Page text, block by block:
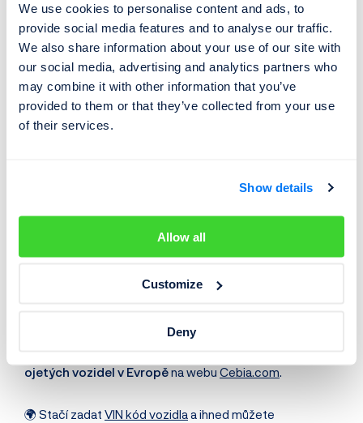
We use cookies to personalise content and ads, to
provide social media features and to analyse our traffic.
We also share information about your use of our site with
our social media, advertising and analytics partners who
may combine it with other information that you’ve
provided to them or that they’ve collected from your use
of their services.
Show details
Allow all
Customize
Deny
prodávající nedoloží fakturu za výměnu rozvodů (např.
servisní knížkou nebo fakturou), je vždy bezpečnější
rozvody nechat vyměnit ihned po koupi . Často totiž
není možné vizuálně poznat, v jakém stavu řemen nebo
řetěz skutečně je.
a někdo kilometry nestočil. To
Kontrola historie vozidla ✅
Kontrolu historie jakéhokoliv vozidla
ojetých vozidel v Evropěna webu Cebia.com.
🌍 Stačí zadat VIN kód vozidlaa ihned můžete